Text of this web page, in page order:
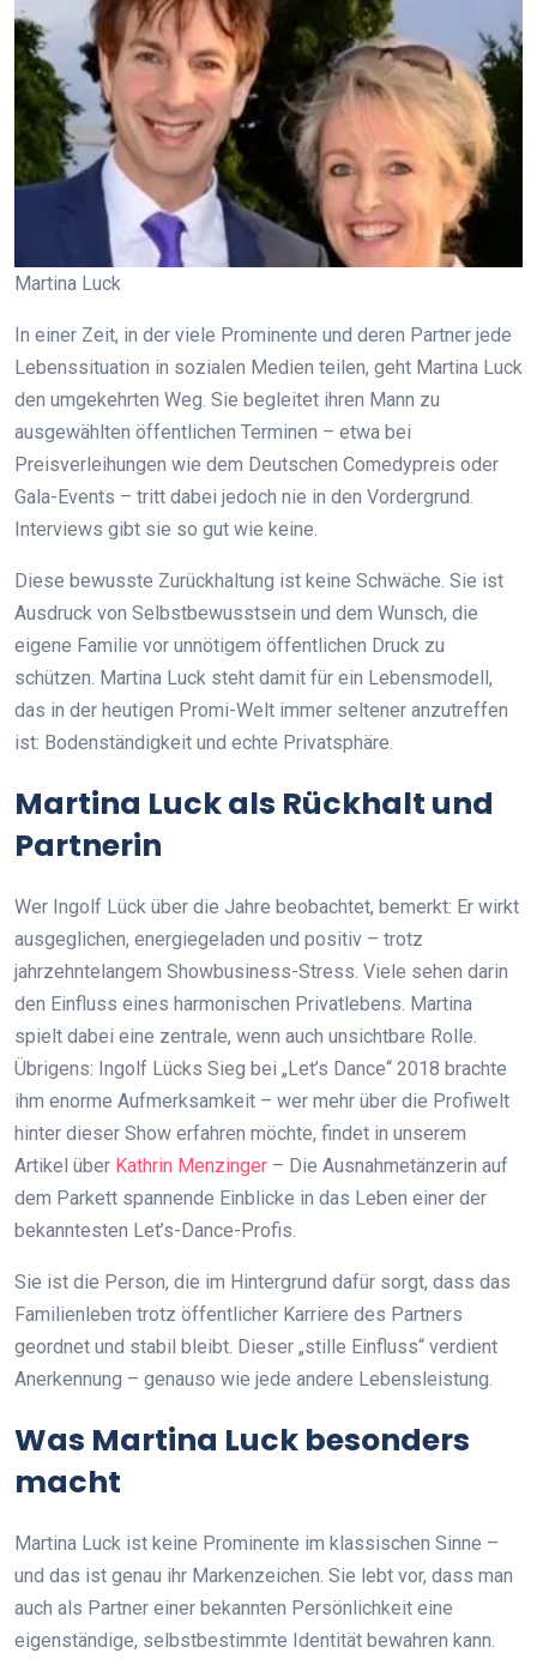
Martina Luck
In einer Zeit, in der viele Prominente und deren Partner jede
Lebenssituation in sozialen Medien teilen, geht Martina Luck
den umgekehrten Weg. Sie begleitet ihren Mann zu
ausgewählten öffentlichen Terminen – etwa bei
Preisverleihungen wie dem Deutschen Comedypreis oder
Gala-Events – tritt dabei jedoch nie in den Vordergrund.
Interviews gibt sie so gut wie keine.
Diese bewusste Zurückhaltung ist keine Schwäche. Sie ist
Ausdruck von Selbstbewusstsein und dem Wunsch, die
eigene Familie vor unnötigem öffentlichen Druck zu
schützen. Martina Luck steht damit für ein Lebensmodell,
das in der heutigen Promi-Welt immer seltener anzutreffen
ist: Bodenständigkeit und echte Privatsphäre.
Martina Luck als Rückhalt und
Partnerin
Wer Ingolf Lück über die Jahre beobachtet, bemerkt: Er wirkt
ausgeglichen, energiegeladen und positiv – trotz
jahrzehntelangem Showbusiness-Stress. Viele sehen darin
den Einfluss eines harmonischen Privatlebens. Martina
spielt dabei eine zentrale, wenn auch unsichtbare Rolle.
Übrigens: Ingolf Lücks Sieg bei „Let’s Dance“ 2018 brachte
ihm enorme Aufmerksamkeit – wer mehr über die Profiwelt
hinter dieser Show erfahren möchte, findet in unserem
Artikel über Kathrin Menzinger – Die Ausnahmetänzerin auf
dem Parkett spannende Einblicke in das Leben einer der
bekanntesten Let’s-Dance-Profis.
Sie ist die Person, die im Hintergrund dafür sorgt, dass das
Familienleben trotz öffentlicher Karriere des Partners
geordnet und stabil bleibt. Dieser „stille Einfluss“ verdient
Anerkennung – genauso wie jede andere Lebensleistung.
Was Martina Luck besonders
macht
Martina Luck ist keine Prominente im klassischen Sinne –
und das ist genau ihr Markenzeichen. Sie lebt vor, dass man
auch als Partner einer bekannten Persönlichkeit eine
eigenständige, selbstbestimmte Identität bewahren kann.